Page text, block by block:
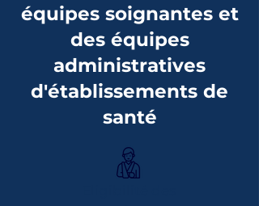
équipes soignantes et
des équipes
administratives
d'établissements de
santé